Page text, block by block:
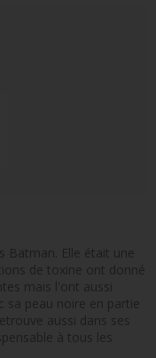
Batman. Elle était une
de toxine ont donné
mais l'ont aussi
sa peau noire en partie
aussi dans ses
à tous les